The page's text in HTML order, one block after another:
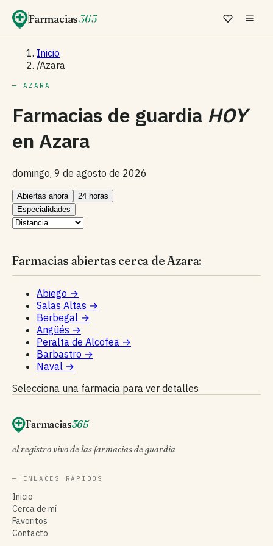
Farmacias365
Inicio
/Azara
— AZARA
Farmacias de guardia HOY
en Azara
domingo, 9 de agosto de 2026
Abiertas ahora
24 horas
Especialidades
Farmacias abiertas cerca de Azara:
Abiego →
Salas Altas →
Berbegal →
Angüés →
Peralta de Alcofea →
Barbastro →
Naval →
Selecciona una farmacia para ver detalles
Farmacias365
el registro vivo de las farmacias de guardia
— ENLACES RÁPIDOS
Inicio
Cerca de mí
Favoritos
Contacto